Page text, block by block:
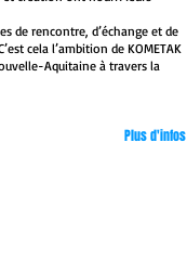
de rencontre, d’échange et de
cela l’ambition de KOMETAK
Aquitaine à travers la
Plus d'infos